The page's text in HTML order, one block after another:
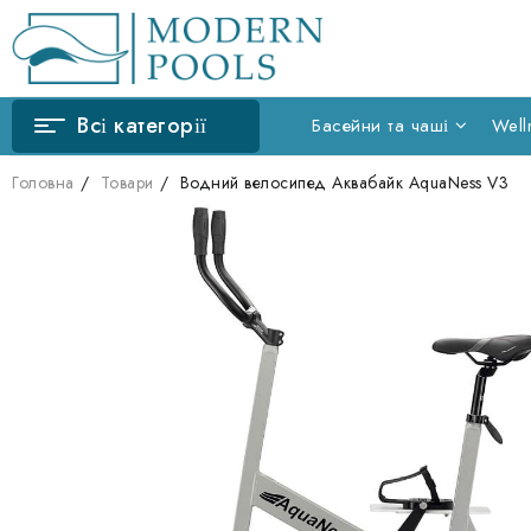
Перейти
до
вмісту
Всі категорії Басейни та чаші
Головна Товари Водний велосипед Аквабайк AquaNess V3